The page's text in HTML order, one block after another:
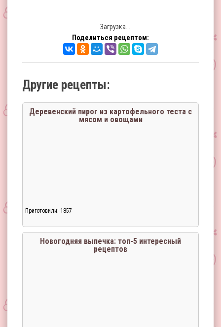
Загрузка...
Поделиться рецептом:
Другие рецепты:
Деревенский пирог из картофельного теста с
мясом и овощами
Приготовили: 1857
Новогодняя выпечка: топ-5 интересный
рецептов